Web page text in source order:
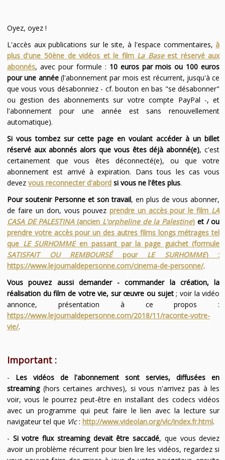
Oyez, oyez !
L'accès aux publications sur le site, à l'espace commentaires,à
plus d'une 50ène de vidéos et le film La Baseest réservé aux
abonnés, avec pour formule : 10 euros par mois ou 100 euros
pour une année(l'abonnement par mois est récurrent, jusqu'à ce
que vous vous désabonniez - cf. bouton en bas "se désabonner"
ou gestion des abonnements sur votre compte PayPal -, et
l'abonnement pour une année est sans renouvellement
automatique).
Si vous tombez sur cette page en voulant accéder à un billet
réservé aux abonnés alors que vous êtes déjà abonné(e), c'est
certainement que vous êtes déconnecté(e), ou que votre
abonnement est arrivé à expiration. Dans tous les cas vous
devez vous reconnecter d'abordsi vous ne l'êtes plus.
Pour soutenir Personne et son travail, en plus de vous abonner,
de faire un don, vous pouvez prendre un accès pour le film LA
CASA DE PALESTINA(ancien L'orpheline de la Palestine) et / ou
prendre votre accès pour un des autres films longs métrages tel
que LE SURHOMMEen passant par la page guichet (formule
SATISFAIT OU REMBOURSÉpour LE SURHOMME) :
https://www.lejournaldepersonne.com/cinema-de-personne/.
Vous pouvez aussi demander - commander la création, la
réalisation du film de votre vie, sur œuvre ou sujet; voir la vidéo
annonce, présentation à ce propos :
https://www.lejournaldepersonne.com/2018/11/raconte-votre-
vie/.
Important :
- Les vidéos de l'abonnement sont servies, diffusées en
streaming(hors certaines archives), si vous n'arrivez pas à les
voir, vous le pourrez peut-être en installant des codecs vidéos
avec un programme qui peut faire le lien avec la lecture sur
navigateur tel que Vlc: http://www.videolan.org/vlc/index.fr.html.
- Si votre flux streaming devait être saccadé, que vous deviez
avoir un problème récurrent pour bien lire les vidéos, regardez si